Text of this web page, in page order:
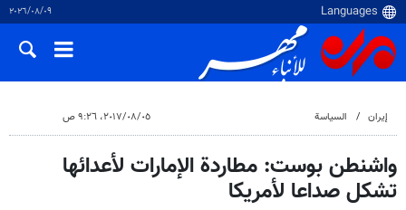
٠٩‏/٠٨‏/٢٠٢٦
إيران السياسة ٠٥‏/٠٨‏/٢٠١٧، ٩:٢٦ ص
واشنطن بوست: مطاردة الإمارات لأعدائها
تشكل صداعا لأمريكا